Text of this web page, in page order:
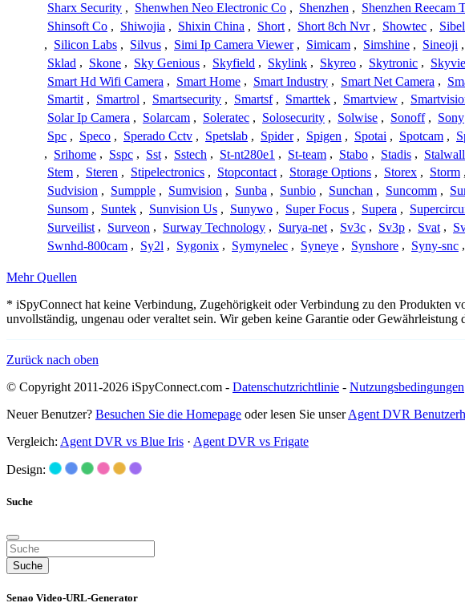
Sharx Security , Shenwhen Neo Electronic Co , Shenzhen , Shenzhen Reecam
Shinsoft Co , Shiwojia , Shixin China , Short , Short 8ch Nvr , Showtec , Sibel
, Silicon Labs , Silvus , Simi Ip Camera Viewer , Simicam , Simshine , Sineoji ,
Sklad , Skone , Sky Genious , Skyfield , Skylink , Skyreo , Skytronic ,
Smart Hd Wifi Camera , Smart Home , Smart Industry , Smart Net Camera ,
Smartit , Smartrol , Smartsecurity , Smartsf , Smarttek , Smartview ,
Solar Ip Camera , Solarcam , Soleratec , Solosecurity , Solwise , Sonoff , Sony
Spc , Speco , Sperado Cctv , Spetslab , Spider , Spigen , Spotai , Spotcam ,
, Srihome , Sspc , Sst , Sstech , St-nt280e1 , St-team , Stabo , Stadis , Stalwall
Stem , Steren , Stipelectronics , Stopcontact , Storage Options , Storex , Storm ,
Sudvision , Sumpple , Sumvision , Sunba , Sunbio , Sunchan , Suncomm ,
Sunsom , Suntek , Sunvision Us , Sunywo , Super Focus , Supera ,
Surveilist , Surveon , Surway Technology , Surya-net , Sv3c , Sv3p , Svat ,
Swnhd-800cam , Sy2l , Sygonix , Symynelec , Syneye , Synshore , Syny-snc ,
Mehr Quellen
* iSpyConnect hat keine Verbindung, Zugehörigkeit oder Verbindung zu den Produkten
unvollständig, ungenau oder veraltet sein. Wir geben keine Garantie oder
Zurück nach oben
© Copyright 2011-2026 iSpyConnect.com - Datenschutzrichtlinie - Nutzungsbedingungen
Neuer Benutzer? Besuchen Sie die Homepage oder lesen Sie unserAgent DVR
Vergleich: Agent DVR vs Blue Iris · Agent DVR vs Frigate
Design:
Suche
Suche
Senao Video-URL-Generator